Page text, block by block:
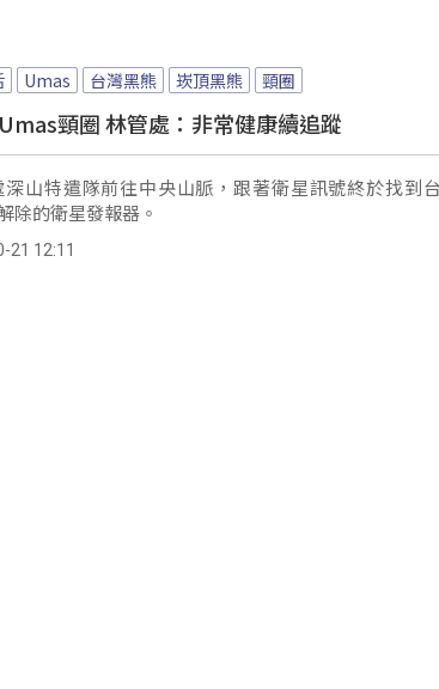
Umas 台灣黑熊 崁頂黑熊 頸圈
頸圈 林管處：非常健康續追蹤
深山特遣隊前往中央山脈，跟著衛星訊號終於找到
除的衛星發報器。
21 12:11